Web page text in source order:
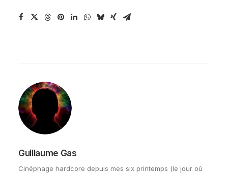
Guillaume Gas
Cinéphage hardcore depuis mes six printemps (le jour où